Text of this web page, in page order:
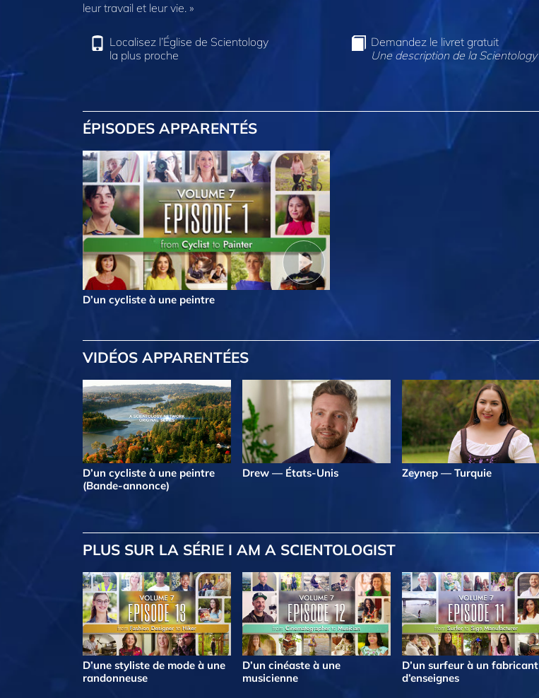
leur travail et leur vie. »
Localisez l’Église de Scientology
la plus proche
Demandez le livret gratuit
Une description de la Scientology
ÉPISODES APPARENTÉS
D’un cycliste à une peintre
VIDÉOS APPARENTÉES
D’un cycliste à une peintre
(Bande-annonce)
Drew — États-Unis Zeynep — Turquie
PLUS SUR LA SÉRIE I AM A SCIENTOLOGIST
D’une styliste de mode à une
randonneuse
D’un cinéaste à une
musicienne
D’un surfeur à un fabricant
d’enseignes